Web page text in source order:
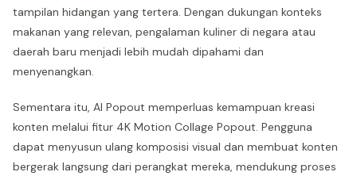
tampilan hidangan yang tertera. Dengan dukungan konteks
makanan yang relevan, pengalaman kuliner di negara atau
daerah baru menjadi lebih mudah dipahami dan
menyenangkan.
Sementara itu, AI Popout memperluas kemampuan kreasi
konten melalui fitur 4K Motion Collage Popout. Pengguna
dapat menyusun ulang komposisi visual dan membuat konten
bergerak langsung dari perangkat mereka, mendukung proses